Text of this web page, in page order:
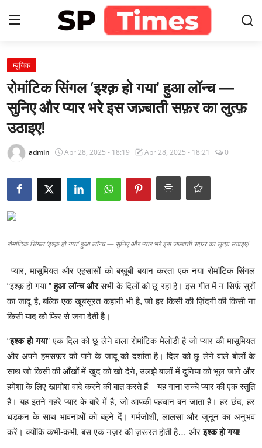
Home
Contact
About
खेल
राजस्थान
मनोरंजन
शिक्षा
लाइफस्टाइल
देश
बिज़नेस
English
म्यूजिक
रोमांटिक सिंगल ‘इश्क़ हो गया’ हुआ लॉन्च —
सुनिए और प्यार भरे इस जज़्बाती सफ़र का लुत्फ़
उठाइए!
admin Apr 28, 2025 - 18:19 Apr 28, 2025 - 18:21 0
रोमांटिक सिंगल ‘इश्क़ हो गया’ हुआ लॉन्च — सुनिए और प्यार भरे इस जज़्बाती सफ़र का लुत्फ़ उठाइए!
प्यार, मासूमियत और एहसासों को बख़ूबी बयान करता एक नया रोमांटिक सिंगल
“इश्क़ हो गया ”हुआ लॉन्च औरसभी के दिलों को छू रहा है। इस गीत में न सिर्फ़ सुरों
का जादू है, बल्कि एक खूबसूरत कहानी भी है, जो हर किसी की ज़िंदगी की किसी ना
किसी याद को फिर से जगा देती है।
“इश्क हो गया” एक दिल को छू लेने वाला रोमांटिक मेलोडी है जो प्यार की मासूमियत
और अपने हमसफ़र को पाने के जादू को दर्शाता है। दिल को छू लेने वाले बोलों के
साथ जो किसी की आँखों में खुद को खो देने, उलझे बालों में दुनिया को भूल जाने और
हमेशा के लिए खामोश वादे करने की बात करते हैं – यह गाना सच्चे प्यार की एक स्तुति
है। यह इतने गहरे प्यार के बारे में है, जो आपकी पहचान बन जाता है। हर छंद, हर
धड़कन के साथ भावनाओं को बहने दें। गर्मजोशी, लालसा और जुनून का अनुभव
करें। क्योंकि कभी-कभी, बस एक नज़र की ज़रूरत होती है… औरइश्क हो गया!